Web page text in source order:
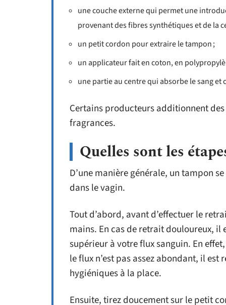
une couche externe qui permet une
provenant des fibres synthétiques et de la
un petit cordon pour extraire le tampon ;
un applicateur fait en coton, en
une partie au centre qui absorbe le sang
Certains producteurs additionnent
fragrances.
Quelles sont les
D’une manière générale, un tampon
dans le vagin.
Tout d’abord, avant d’effectuer le
mains. En cas de retrait douloureux, il
supérieur à votre flux sanguin. En
le flux n’est pas assez abondant, il
hygiéniques à la place.
Ensuite, tirez doucement sur le petit